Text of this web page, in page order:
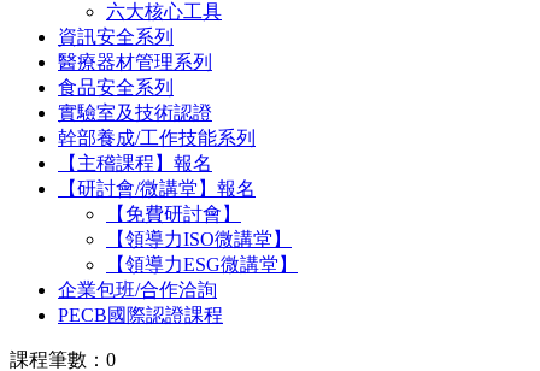
六大核心工具
資訊安全系列
醫療器材管理系列
食品安全系列
實驗室及技術認證
幹部養成/工作技能系列
【主稽課程】報名
【研討會/微講堂】報名
【免費研討會】
【領導力ISO微講堂】
【領導力ESG微講堂】
企業包班/合作洽詢
PECB國際認證課程
課程筆數：0